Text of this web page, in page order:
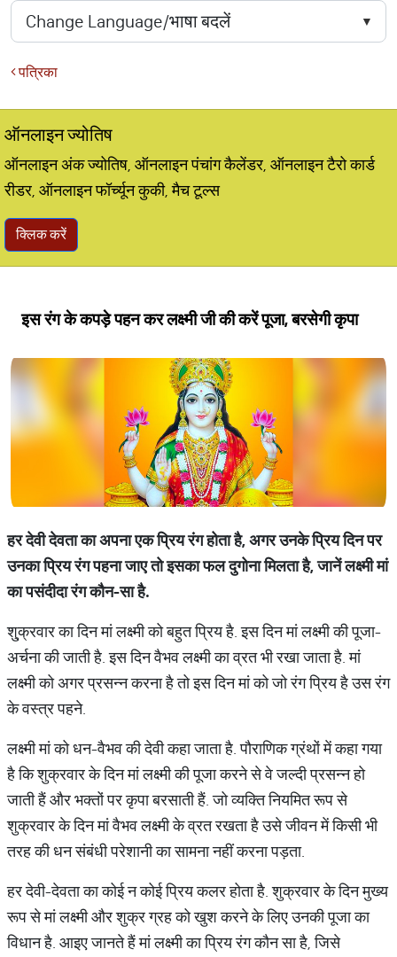
पत्रिका
ऑनलाइन ज्योतिष
ऑनलाइन अंक ज्योतिष, ऑनलाइन पंचांग कैलेंडर, ऑनलाइन टैरो कार्ड
रीडर, ऑनलाइन फॉर्च्यून कुकी, मैच टूल्स
क्लिक करें
इस रंग के कपड़े पहन कर लक्ष्मी जी की करें पूजा, बरसेगी कृपा
हरदेवीदेवताकाअपनाएकप्रियरंगहोताहै,अगरउनकेप्रियदिनपर
उनकाप्रियरंगपहनाजाएतोइसकाफलदुगोनामिलताहै,जानेंलक्ष्मीमां
कापसंदीदारंगकौन-साहै.
शु्क्रवार का दिन मां लक्ष्मी को बहुत प्रिय है. इस दिन मां लक्ष्मी की पूजा-
अर्चना की जाती है. इस दिन वैभव लक्ष्मी का व्रत भी रखा जाता है. मां
लक्ष्मी को अगर प्रसन्न करना है तो इस दिन मां को जो रंग प्रिय है उस रंग
के वस्त्र पहने.
लक्ष्मी मां को धन-वैभव की देवी कहा जाता है. पौराणिक ग्रंथों में कहा गया
है कि शुक्रवार के दिन मां लक्ष्मी की पूजा करने से वे जल्दी प्रसन्न हो
जाती हैं और भक्तों पर कृपा बरसाती हैं. जो व्यक्ति नियमित रूप से
शुक्रवार के दिन मां वैभव लक्ष्मी के व्रत रखता है उसे जीवन में किसी भी
तरह की धन संबंधी परेशानी का सामना नहीं करना पड़ता.
हर देवी-देवता का कोई न कोई प्रिय कलर होता है. शुक्रवार के दिन मुख्य
रूप से मां लक्ष्मी और शुक्र ग्रह को खुश करने के लिए उनकी पूजा का
विधान है. आइए जानते हैं मां लक्ष्मी का प्रिय रंग कौन सा है, जिसे